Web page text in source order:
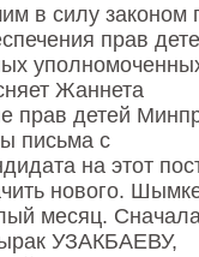
в силу законом
прав
Жаннета
прав детей
письма с
на этот
нового.
месяц.
УЗАКБАЕВУ,